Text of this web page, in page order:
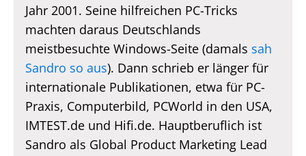
Jahr 2001. Seine hilfreichen PC-Tricks
machten daraus Deutschlands
meistbesuchte Windows-Seite (damals sah
Sandro so aus). Dann schrieb er länger für
internationale Publikationen, etwa für PC-
Praxis, Computerbild, PCWorld in den USA,
IMTEST.de und Hifi.de. Hauptberuflich ist
Sandro als Global Product Marketing Lead